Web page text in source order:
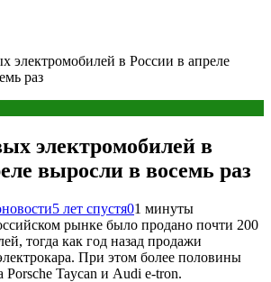
электромобилей в России в апреле
раз
электромобилей в
выросли в восемь раз
5 лет спустя01 минуты
рынке было продано почти 200
тогда как год назад продажи
При этом более половины
Taycan и Audi e-tron.